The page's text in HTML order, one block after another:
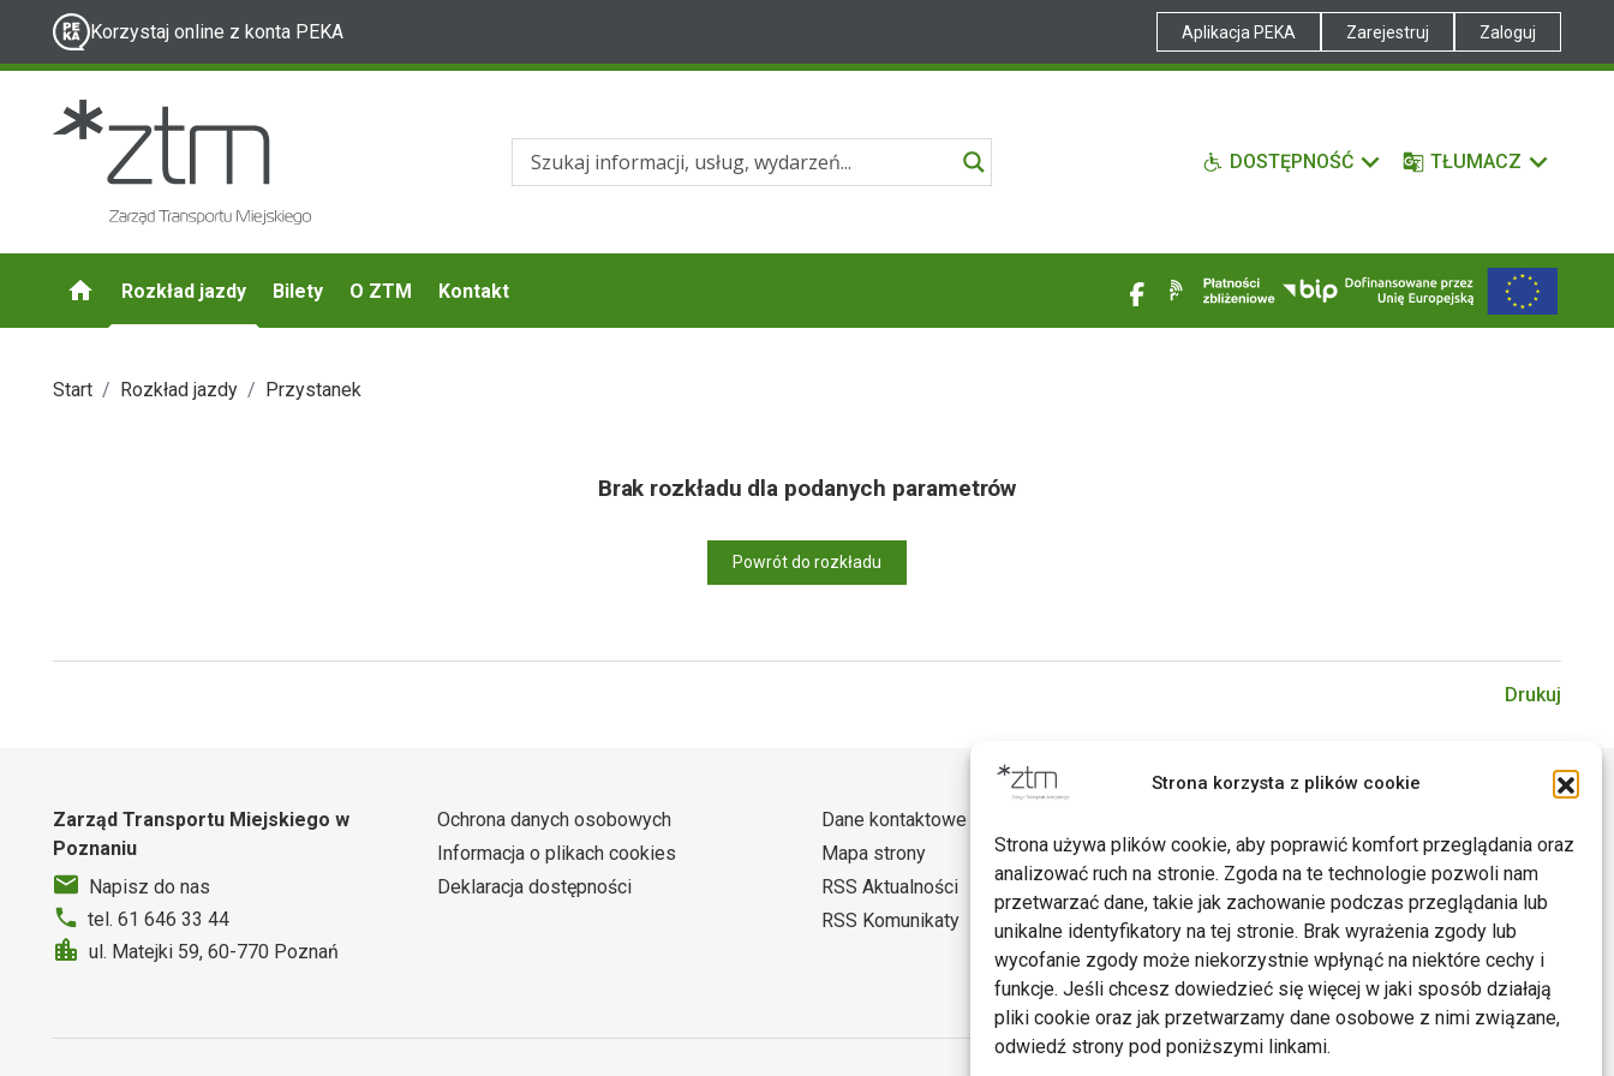
Strona korzysta z plików cookie
Strona używa plików cookie, aby poprawić komfort przeglądania oraz
analizować ruch na stronie. Zgoda na te technologie pozwoli nam
przetwarzać dane, takie jak zachowanie podczas przeglądania lub
unikalne identyfikatory na tej stronie. Brak wyrażenia zgody lub
wycofanie zgody może niekorzystnie wpłynąć na niektóre cechy i
funkcje. Jeśli chcesz dowiedzieć się więcej w jaki sposób działają
pliki cookie oraz jak przetwarzamy dane osobowe z nimi związane,
odwiedź strony pod poniższymi linkami.
Korzystaj online z konta PEKA Aplikacja PEKA Zarejestruj Zaloguj
DOSTĘPNOŚĆ TŁUMACZ
Rozkład jazdy Bilety O ZTM Kontakt
Start Rozkład jazdy Przystanek
Brak rozkładu dla podanych parametrów
Powrót do rozkładu
Drukuj
Zarząd Transportu Miejskiego w
Poznaniu
Napisz do nas
tel. 61 646 33 44
ul. Matejki 59, 60-770 Poznań
Ochrona danych osobowych
Informacja o plikach cookies
Deklaracja dostępności
Dane kontaktowe
Mapa strony
RSS Aktualności
RSS Komunikaty